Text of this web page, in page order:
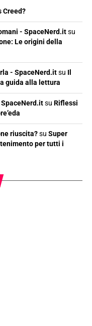
Creed?
- SpaceNerd.itsu
Le origini della
- SpaceNerd.itsu Il
guida alla lettura
su Riflessi
riuscita?su Super
per tutti i